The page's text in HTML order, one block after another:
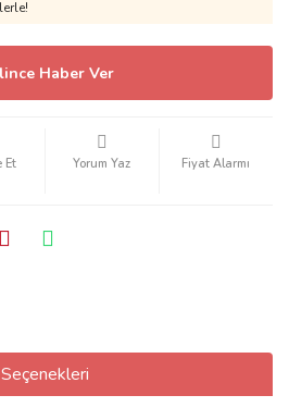
Haber Ver
Et Yorum Yaz Fiyat Alarmı